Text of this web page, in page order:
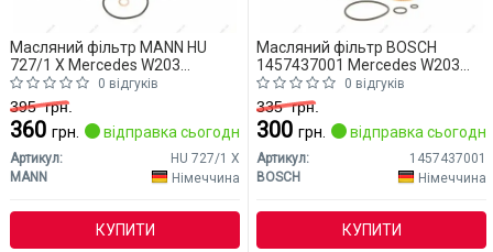
Масляний фільтр MANN HU
727/1 X Mercedes W203
(CLASS-C)
0 відгуків
395грн.
360 грн. відправка сьогодні
Артикул:
HU 727/1 X
MANN
Німеччина
КУПИТИ
Масляний фільтр BOSCH
1457437001 Mercedes W203
(CLASS-C)
0 відгуків
335грн.
300 грн. відправка сьогодні
Артикул:
1457437001
BOSCH
Німеччина
КУПИТИ